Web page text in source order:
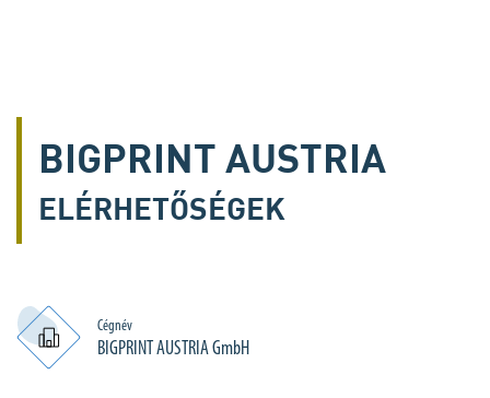
BIGPRINT AUSTRIA
ELÉRHETŐSÉGEK
Cégnév
BIGPRINT AUSTRIA GmbH